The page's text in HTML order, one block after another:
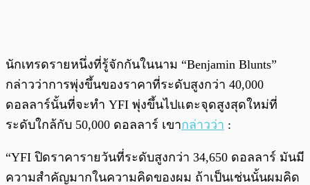
นักเทรดรายหนึ่งที่รู้จักกันในนาม “Benjamin Blunts”
กล่าวว่าการพุ่งขึ้นของราคาที่ระดับสูงกว่า 40,000
ดอลลาร์นั้นที่จะทำ YFI พุ่งขึ้นไปแตะจุดสูงสุดใหม่ที่
ระดับใกล้กับ 50,000 ดอลลาร์ เขากล่าวว่า :
“YFI ปิดราคารายวันที่ระดับสูงกว่า 34,650 ดอลลาร์ มันมี
ความสำคัญมากในความคิดของผม ถ้าเป็นเช่นนั้นผมคิด